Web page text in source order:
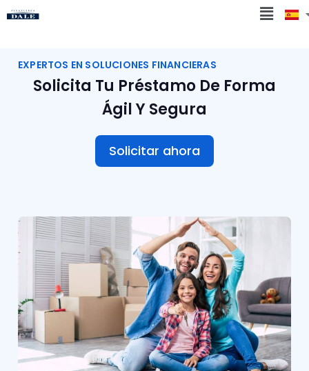
EXPERTOS EN SOLUCIONES FINANCIERAS
Solicita Tu Préstamo De Forma
Ágil Y Segura
Solicitar ahora